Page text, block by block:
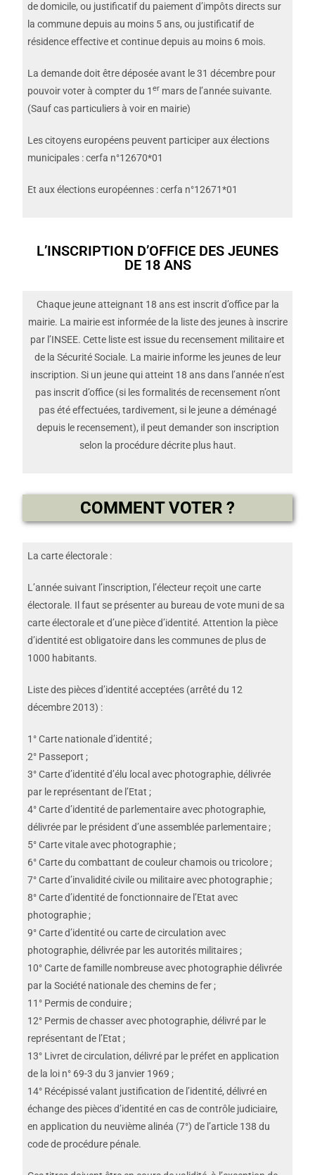
de domicile, ou justificatif du paiement d’impôts directs sur
la commune depuis au moins 5 ans, ou justificatif de
résidence effective et continue depuis au moins 6 mois.
La demande doit être déposée avant le 31 décembre pour
pouvoir voter à compter du 1er mars de l’année suivante.
(Sauf cas particuliers à voir en mairie)
Les citoyens européens peuvent participer aux élections
municipales : cerfa n°12670*01
Et aux élections européennes : cerfa n°12671*01
L’INSCRIPTION D’OFFICE DES JEUNES
DE 18 ANS
Chaque jeune atteignant 18 ans est inscrit d’office par la
mairie. La mairie est informée de la liste des jeunes à inscrire
par l’INSEE. Cette liste est issue du recensement militaire et
de la Sécurité Sociale. La mairie informe les jeunes de leur
inscription. Si un jeune qui atteint 18 ans dans l’année n’est
pas inscrit d’office (si les formalités de recensement n’ont
pas été effectuées, tardivement, si le jeune a déménagé
depuis le recensement), il peut demander son inscription
selon la procédure décrite plus haut.
COMMENT VOTER ?
La carte électorale :
L’année suivant l’inscription, l’électeur reçoit une carte
électorale. Il faut se présenter au bureau de vote muni de sa
carte électorale et d’une pièce d’identité. Attention la pièce
d’identité est obligatoire dans les communes de plus de
1000 habitants.
Liste des pièces d’identité acceptées (arrêté du 12
décembre 2013) :
1° Carte nationale d’identité ;
2° Passeport ;
3° Carte d’identité d’élu local avec photographie, délivrée
par le représentant de l’Etat ;
4° Carte d’identité de parlementaire avec photographie,
délivrée par le président d’une assemblée parlementaire ;
5° Carte vitale avec photographie ;
6° Carte du combattant de couleur chamois ou tricolore ;
7° Carte d’invalidité civile ou militaire avec photographie ;
8° Carte d’identité de fonctionnaire de l’Etat avec
photographie ;
9° Carte d’identité ou carte de circulation avec
photographie, délivrée par les autorités militaires ;
10° Carte de famille nombreuse avec photographie délivrée
par la Société nationale des chemins de fer ;
11° Permis de conduire ;
12° Permis de chasser avec photographie, délivré par le
représentant de l’Etat ;
13° Livret de circulation, délivré par le préfet en application
de la loi n° 69-3 du 3 janvier 1969 ;
14° Récépissé valant justification de l’identité, délivré en
échange des pièces d’identité en cas de contrôle judiciaire,
en application du neuvième alinéa (7°) de l’article 138 du
code de procédure pénale.